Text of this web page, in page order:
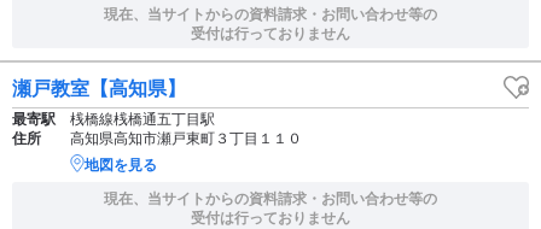
現在、当サイトからの資料請求・お問い合わせ等の
受付は行っておりません
瀬戸教室【高知県】
最寄駅 桟橋線桟橋通五丁目駅
住所 高知県高知市瀬戸東町３丁目１１０
地図を見る
現在、当サイトからの資料請求・お問い合わせ等の
受付は行っておりません